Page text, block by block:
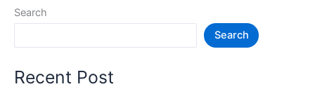
जगह
Places
Search
Search
Recent Post